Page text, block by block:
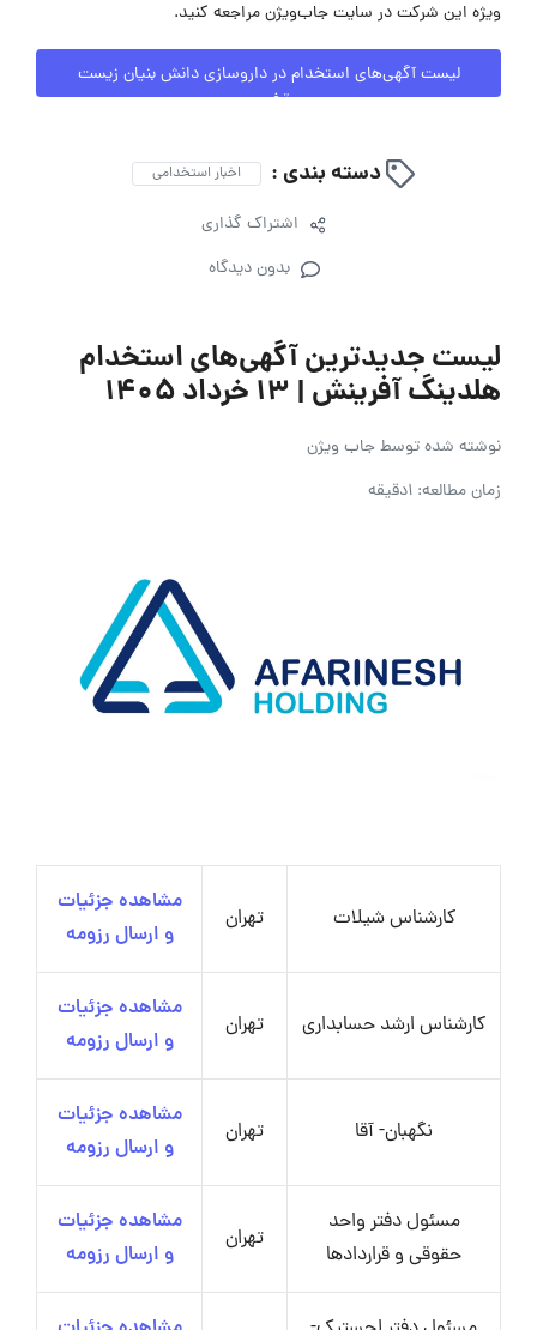
ویژه این شرکت در سایت جاب‌ویژن مراجعه کنید.
لیست آگهی‌های استخدام در داروسازی دانش بنیان زیست
تخمیر
دسته بندی : اخبار استخدامی
اشتراک گذاری
بدون دیدگاه
لیست جدیدترین آگهی‌های استخدام
هلدینگ آفرینش | ۱۳ خرداد ۱۴۰۵
نوشته شده توسطجاب ویژن
زمان مطالعه: 1دقیقه
کارشناس شیلات تهران
مشاهده جزئیات
و ارسال رزومه
کارشناس ارشد حسابداری تهران
مشاهده جزئیات
و ارسال رزومه
نگهبان- آقا تهران
مشاهده جزئیات
و ارسال رزومه
مسئول دفتر واحد
حقوقی و قراردادها
تهران
مشاهده جزئیات
و ارسال رزومه